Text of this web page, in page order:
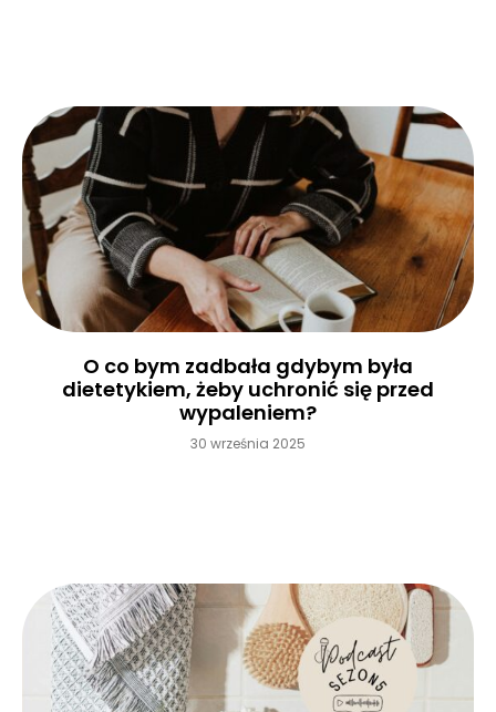
O co bym zadbała gdybym była
dietetykiem, żeby uchronić się przed
wypaleniem?
30 września 2025